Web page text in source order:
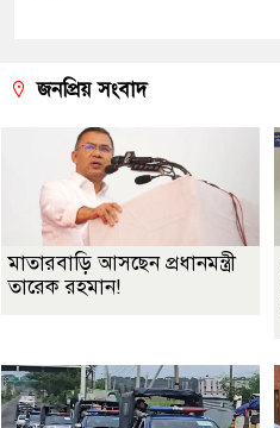
জনপ্রিয় সংবাদ
মাতারবাড়ি আসছেন প্রধানমন্ত্রী
তারেক রহমান!